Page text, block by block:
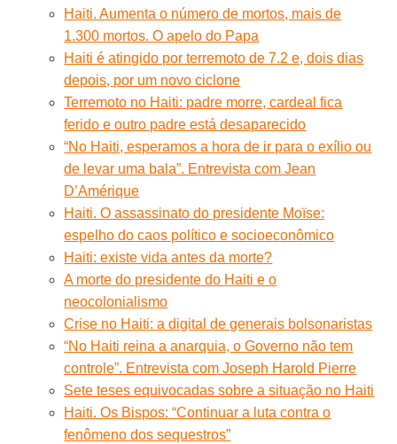
Haiti. Aumenta o número de mortos, mais de
1.300 mortos. O apelo do Papa
Haiti é atingido por terremoto de 7.2 e, dois dias
depois, por um novo ciclone
Terremoto no Haiti: padre morre, cardeal fica
ferido e outro padre está desaparecido
“No Haiti, esperamos a hora de ir para o exílio ou
de levar uma bala”. Entrevista com Jean
D’Amérique
Haiti. O assassinato do presidente Moïse:
espelho do caos político e socioeconômico
Haiti: existe vida antes da morte?
A morte do presidente do Haiti e o
neocolonialismo
Crise no Haiti: a digital de generais bolsonaristas
“No Haiti reina a anarquia, o Governo não tem
controle”. Entrevista com Joseph Harold Pierre
Sete teses equivocadas sobre a situação no Haiti
Haiti. Os Bispos: “Continuar a luta contra o
fenômeno dos sequestros”